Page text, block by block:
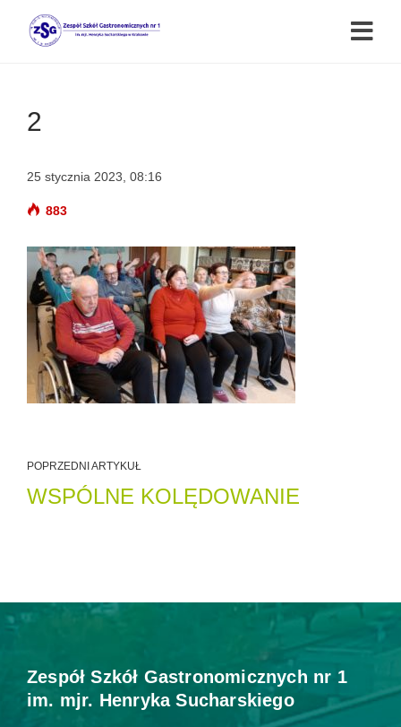
2
25 stycznia 2023, 08:16
883
POPRZEDNI ARTYKUŁ
WSPÓLNE KOLĘDOWANIE
Zespół Szkół Gastronomicznych nr 1
im. mjr. Henryka Sucharskiego